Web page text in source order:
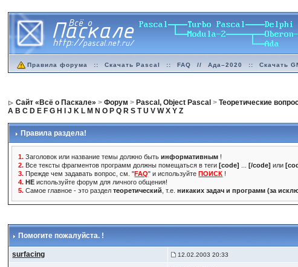
Правила форума :: Скачать Pascal :: FAQ // Ада–2020 :: Скачать
Сайт «Всё о Паскале» >Форум > Pascal, Object Pascal >Теоретические
A B C D E F G H J K L M N O P Q R S T U V W X Y Z
Правила раздела!
1. Заголовок или название темы должно бытьинформативным !
2. Все тексты фрагментов программ должны помещаться в теги[code] ...[/code] или
3. Прежде чем задавать вопрос, см. "FAQ" и используйтеПОИСК !
4. НЕ используйте форум для личного общения!
5. Самое главное - это разделтеоретический , т.е.никаких задач и программ (за
Помогите пожалуйста. !
surfacing 12.02.2003 20:33